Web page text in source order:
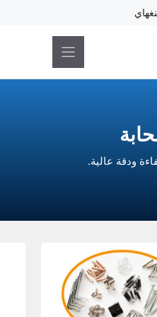
ودقة عالية.